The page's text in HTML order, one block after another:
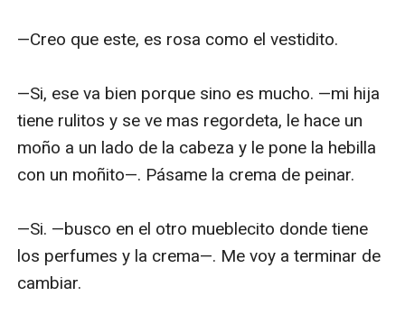
—Creo que este, es rosa como el vestidito.
—Si, ese va bien porque sino es mucho. —mi hija
tiene rulitos y se ve mas regordeta, le hace un
moño a un lado de la cabeza y le pone la hebilla
con un moñito—. Pásame la crema de peinar.
—Si. —busco en el otro mueblecito donde tiene
los perfumes y la crema—. Me voy a terminar de
cambiar.